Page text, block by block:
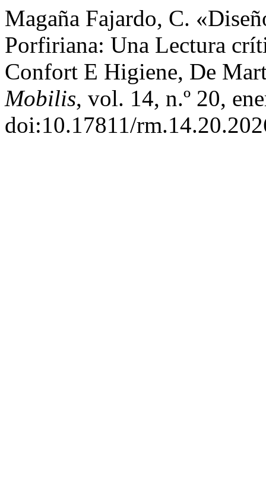
Magaña Fajardo, C.
Porfiriana: Una Lectura
Confort E Higiene, De
Mobilis, vol. 14, n.º 20,
doi:10.17811/